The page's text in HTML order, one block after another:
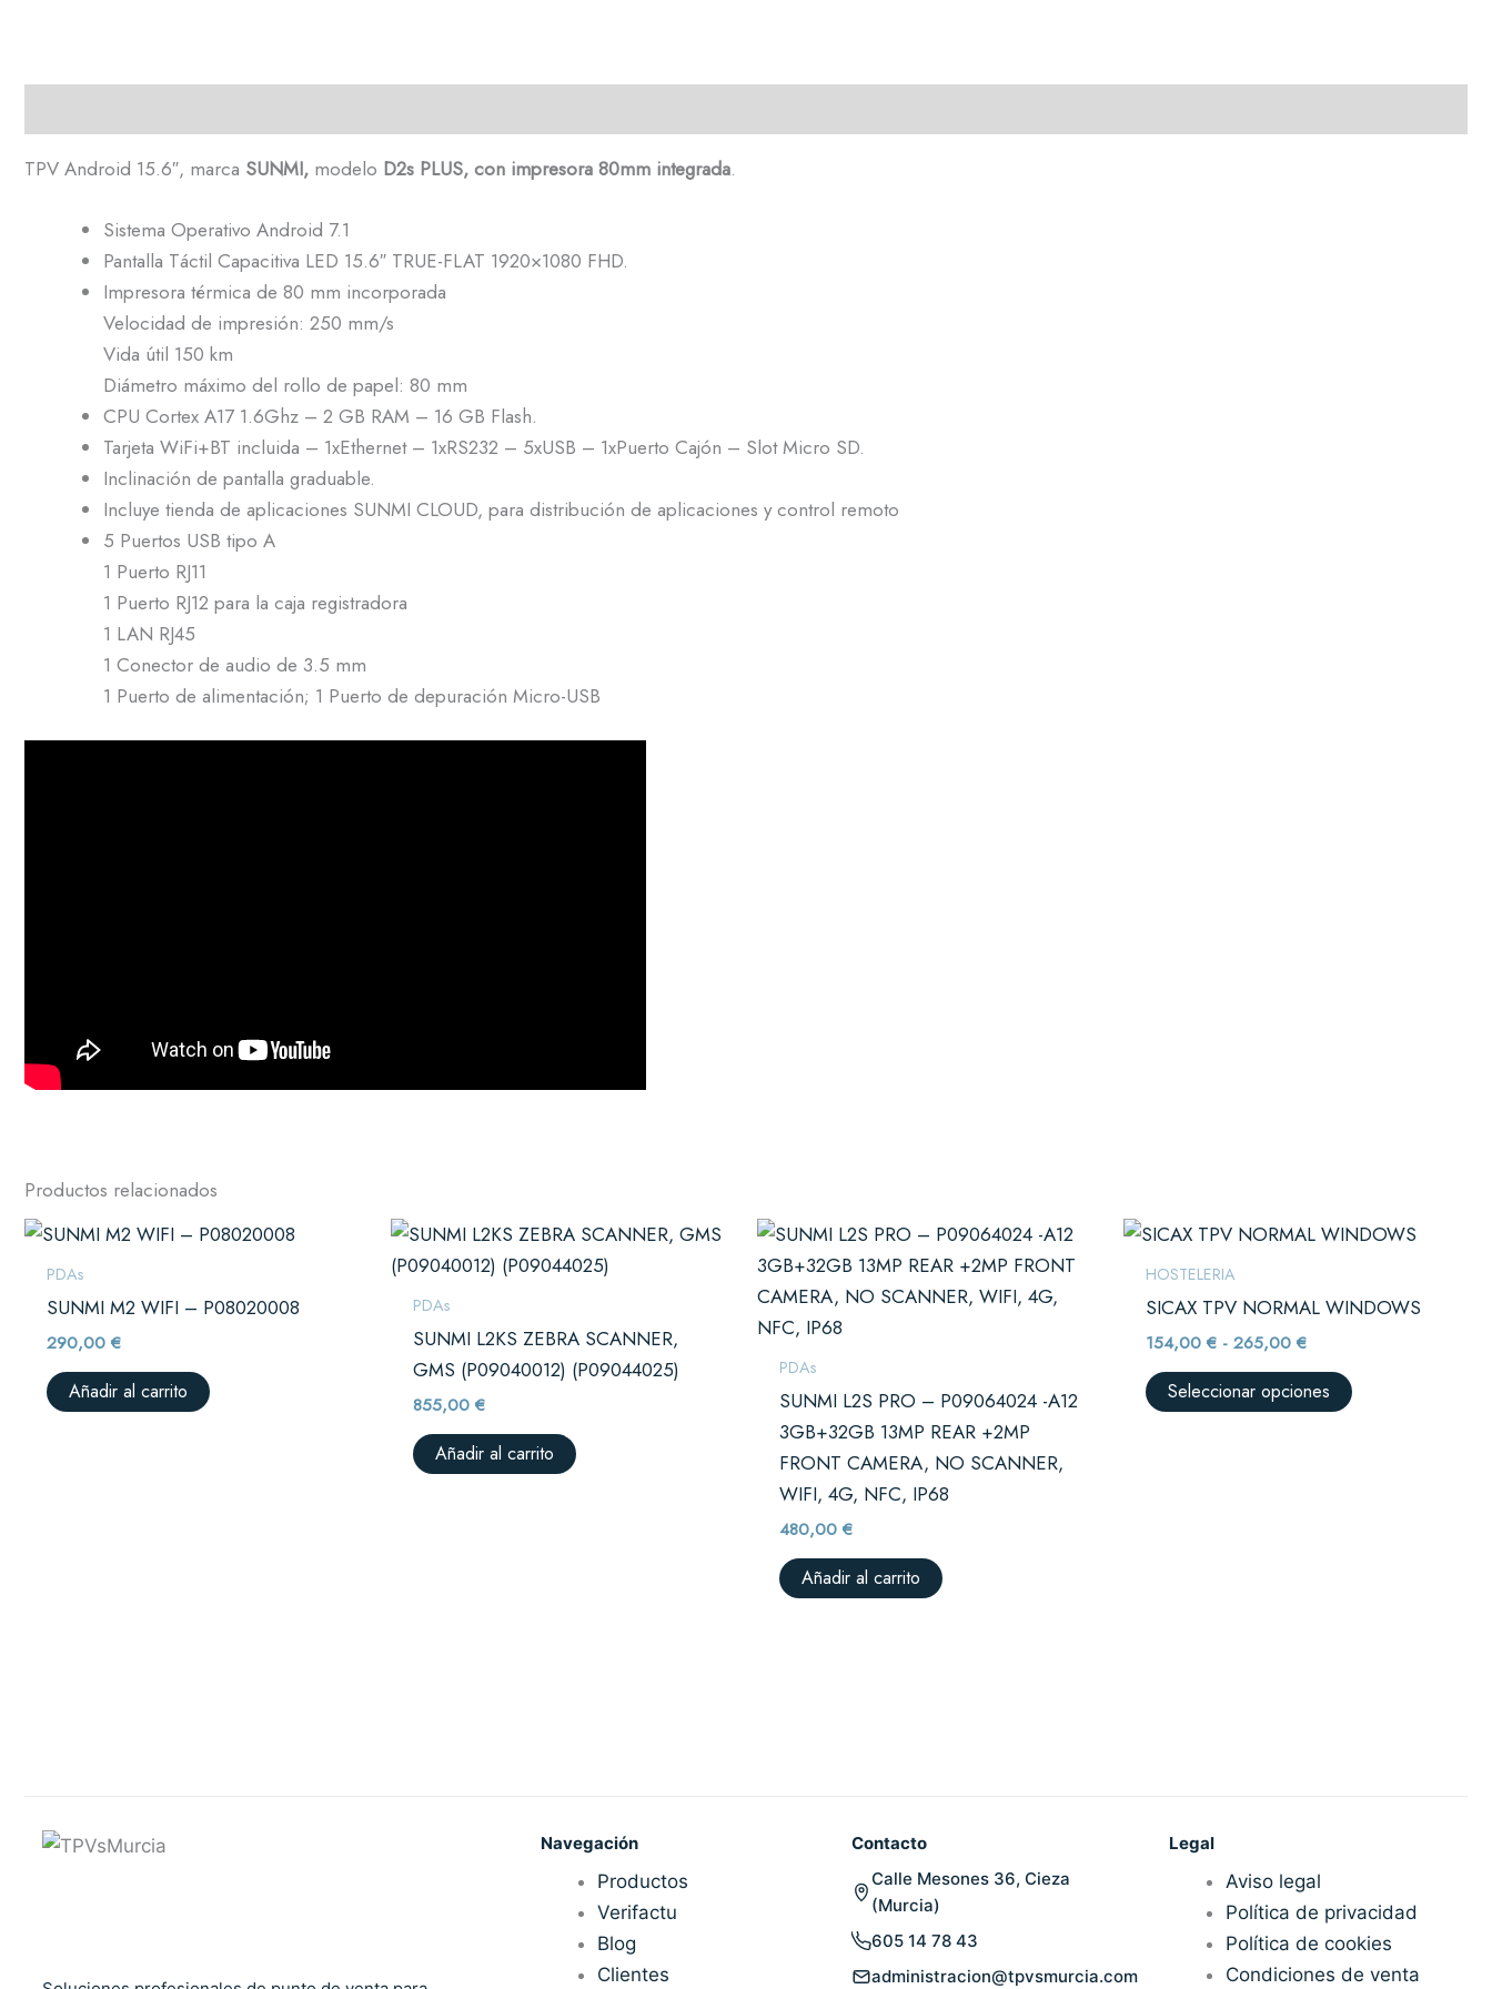
TPV Android 15.6″, marca SUNMI, modelo D2s PLUS, con impresora 80mm integrada.
Sistema Operativo Android 7.1
Pantalla Táctil Capacitiva LED 15.6″ TRUE-FLAT 1920×1080 FHD.
Impresora térmica de 80 mm incorporada
Velocidad de impresión: 250 mm/s
Vida útil 150 km
Diámetro máximo del rollo de papel: 80 mm
CPU Cortex A17 1.6Ghz – 2 GB RAM – 16 GB Flash.
Tarjeta WiFi+BT incluida – 1xEthernet – 1xRS232 – 5xUSB – 1xPuerto Cajón – Slot Micro SD.
Inclinación de pantalla graduable.
Incluye tienda de aplicaciones SUNMI CLOUD, para distribución de aplicaciones y control remoto
5 Puertos USB tipo A
1 Puerto RJ11
1 Puerto RJ12 para la caja registradora
1 LAN RJ45
1 Conector de audio de 3.5 mm
1 Puerto de alimentación; 1 Puerto de depuración Micro-USB
Productos relacionados
PDAs
SUNMI M2 WIFI – P08020008
290,00€
Añadir al carrito
PDAs
SUNMI L2KS ZEBRA SCANNER,
GMS (P09040012) (P09044025)
855,00€
Añadir al carrito
PDAs
SUNMI L2S PRO – P09064024 -A12
3GB+32GB 13MP REAR +2MP
FRONT CAMERA, NO SCANNER,
WIFI, 4G, NFC, IP68
480,00€
Añadir al carrito
HOSTELERIA
SICAX TPV NORMAL WINDOWS
154,00€ - 265,00€
Rango
de
154,00 €
hasta
265,00 €
Seleccionar opciones
Este
tiene
Las
Navegación
Productos
Verifactu
Blog
Clientes
Contacto
Calle Mesones 36, Cieza
(Murcia)
605 14 78 43
administracion@tpvsmurcia.com
Legal
Aviso legal
Política de privacidad
Política de cookies
Condiciones de venta